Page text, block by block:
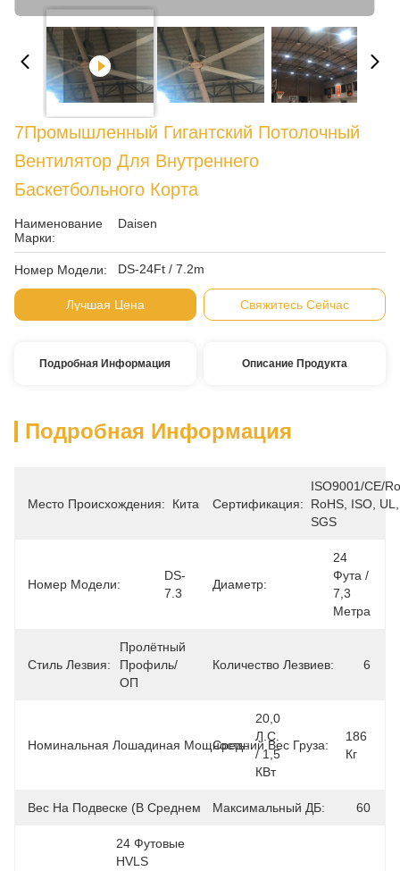
7Промышленный Гигантский Потолочный
Вентилятор Для Внутреннего
Баскетбольного Корта
Наименование
Марки:
Daisen
Номер Модели: DS-24Ft / 7.2m
Лучшая Цена Свяжитесь Сейчас
Подробная Информация Описание Продукта
Подробная Информация
Место Происхождения: Китай Сертификация:
ISO9001/CE/
RoHS, ISO,
SGS
Номер Модели:
DS-
7.3
Диаметр:
24
Фута /
7,3
Метра
Стиль Лезвия:
Пролётный
Профиль/
ОП
Количество Лезвиев: 6
Номинальная Лошадиная Мощность:
20,0
Л.с.
/ 1,5
КВт
Средний Вес Груза:
186
Кг
Вес На Подвеске (в Среднем): 156kg
Максимальный ДБ: 60
24 Футовые
HVLS